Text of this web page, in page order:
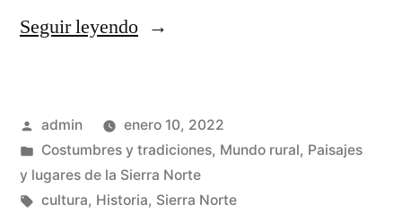
Seguir leyendo«El
la
sal»
Publicado
por
admin
enero 10, 2022
Publicado
en
Costumbres y tradiciones, Mundo rural, Paisajes
y lugares de la Sierra Norte
Etiquetas:
cultura, Historia, Sierra Norte